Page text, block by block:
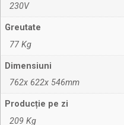
230V
Greutate
77 Kg
Dimensiuni
762x 622x 546mm
Producție pe zi
209 Kg